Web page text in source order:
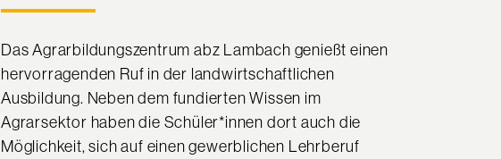
Das Agrarbildungszentrum abz Lambach genießt einen
hervorragenden Ruf in der landwirtschaftlichen
Ausbildung. Neben dem fundierten Wissen im
Agrarsektor haben die Schüler*innen dort auch die
Möglichkeit, sich auf einen gewerblichen Lehrberuf